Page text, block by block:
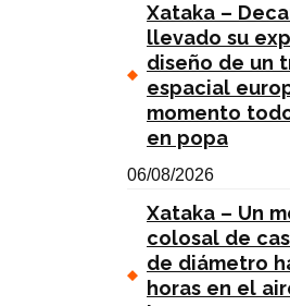
Xataka –
llevado su
diseño de un
espacial
momento
en popa
06/08/2026
Xataka – Un
colosal de
de diámetro
horas en el